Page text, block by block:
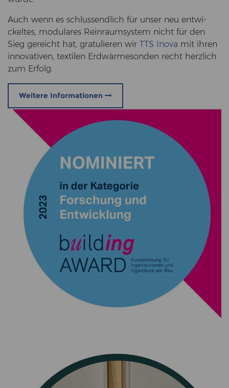
Auch wenn es schluss­end­lich für unser neu ent­wi­
ckel­tes, mo­du­la­res Rein­raum­sys­tem nicht für den
Sieg ge­reicht hat, gra­tu­lie­ren wir TTS Inova mit ihren
in­no­va­ti­ven, tex­ti­len Erd­wär­me­son­den recht herz­lich
zum Er­folg.
Weitere Informationen